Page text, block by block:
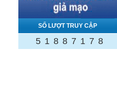
SỐ LƯỢT TRUY CẬP
5 1 8 8 7 1 7 8